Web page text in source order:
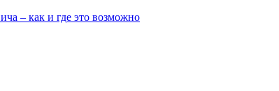
– как и где это возможно